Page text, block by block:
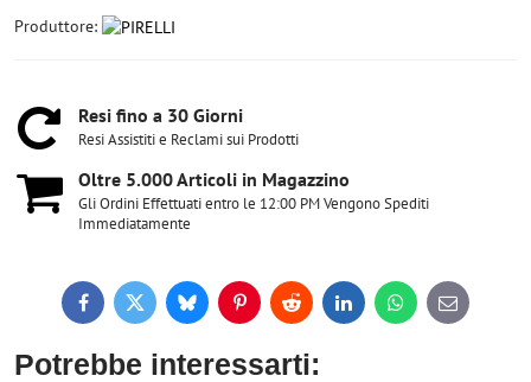
Produttore:
Resi fino a 30 Giorni
Resi Assistiti e Reclami sui Prodotti
Oltre 5​.000 Articoli in Magazzino
Gli Ordini Effettuati entro le 12:00 PM Vengono Spediti
Immediatamente
FacebookTwitterBlueskyPinterestReddit LinkedInWhatsApp
E-
mail
Potrebbe interessarti: